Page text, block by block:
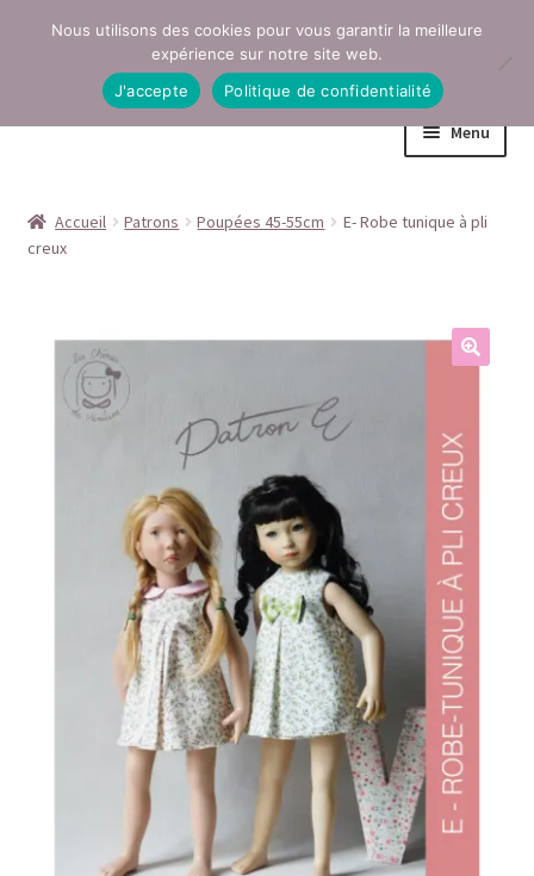
Aller
navigation
Aller
Menu
Conditions générales de vente
Mentions légales
Page Boutique
Politique de confidentialité
Politique de cookies (UE)
Validation de la commande
Accueil Patrons Poupées 45-55cm
E- Robe tunique à pli
creux
Nous utilisons des cookies pour vous garantir la meilleure
expérience sur notre site web.
J'accepte
Politique de confidentialité